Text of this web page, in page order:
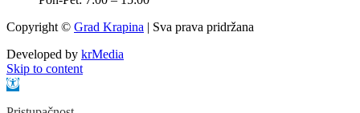
Copyright © Grad Krapina | Sva prava pridržana
Developed by krMedia
Skip to content
Open toolbar